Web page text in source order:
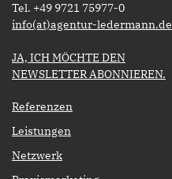
Tel. +49 9721 75977-0
​​​​​​​info(at)agentur-ledermann.de
​​​​​JA, ICH MÖCHTE DEN
NEWSLETTER ABONNIEREN.​​​​​​​
Referenzen
Leistungen
Netzwerk